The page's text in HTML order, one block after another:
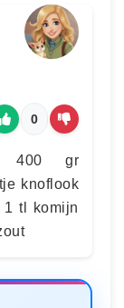
0
400 gr
knoflook
tl komijn